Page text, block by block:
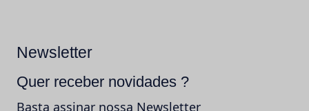
Newsletter
Quer receber novidades ?
Basta assinar nossa Newsletter